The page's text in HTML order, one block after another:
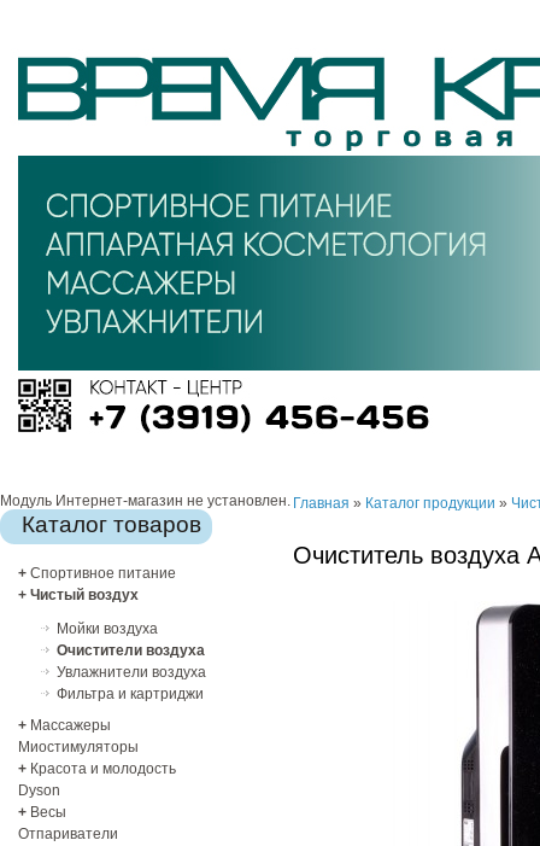
Главная » Каталог продукции »
Очиститель воздуха
Модуль Интернет-магазин не установлен.
Каталог товаров
+ Спортивное питание
+ Чистый воздух
Мойки воздуха
Очистители воздуха
Увлажнители воздуха
Фильтра и картриджи
+ Массажеры
Миостимуляторы
+ Красота и молодость
Dyson
+ Весы
Отпариватели